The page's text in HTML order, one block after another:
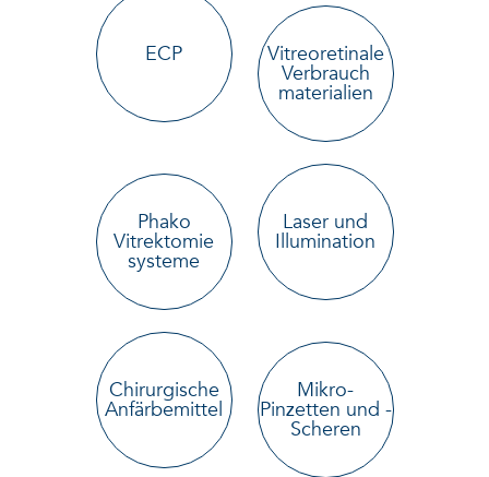
ECP Vitreoretinale
Verbrauch
materialien
Phako
Vitrektomie
systeme
Laser und
Illumination
Chirurgische
Anfärbemittel
Mikro-
Pinzetten und -
Scheren